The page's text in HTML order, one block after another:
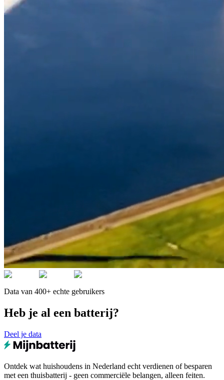
Data van 400+ echte gebruikers
Heb je al een batterij?
Deel je data
Ontdek wat huishoudens in Nederland echt verdienen of besparen
met een thuisbatterij - geen commerciële belangen, alleen feiten.